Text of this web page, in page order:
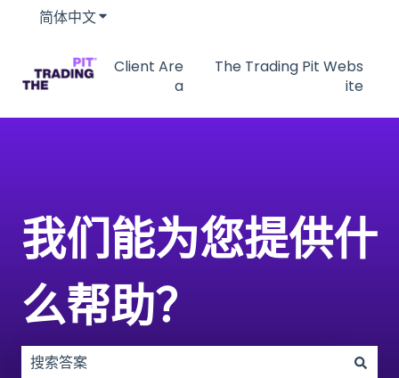
简体中文显示翻译的子菜单
Client Are
a
The Trading Pit Webs
ite
我们能为您提供什
么帮助？